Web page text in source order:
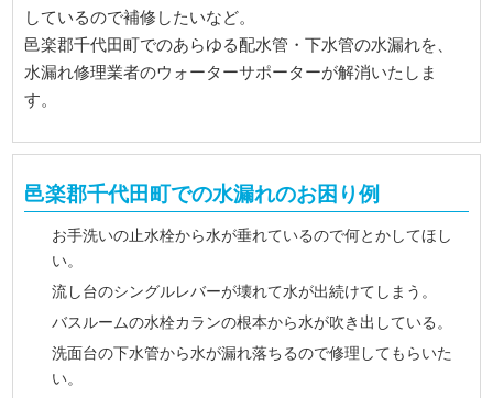
しているので補修したいなど。
邑楽郡千代田町でのあらゆる配水管・下水管の水漏れを、
水漏れ修理業者のウォーターサポーターが解消いたしま
す。
邑楽郡千代田町での水漏れのお困り例
お手洗いの止水栓から水が垂れているので何とかしてほし
い。
流し台のシングルレバーが壊れて水が出続けてしまう。
バスルームの水栓カランの根本から水が吹き出している。
洗面台の下水管から水が漏れ落ちるので修理してもらいた
い。